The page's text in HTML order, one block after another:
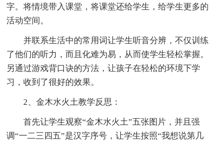
字。将情境带入课堂，将课堂还给学生，给学生更多的
活动空间。
并联系生活中的常用词让学生听音分辨，不仅训练
了他们的听力，而且化难为易，从而使学生轻松掌握。
另通过游戏背口诀的方法，让孩子在轻松的环境下学
习，收到了很好的效果。
2、金木水火土教学反思：
首先让学生观察“金木水火土”五张图片，并且强
调“一二三四五”是汉字序号，让学生按照“我想说第几